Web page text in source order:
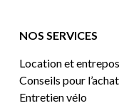
NOS SERVICES
Location et
Conseils pour
Entretien vélo